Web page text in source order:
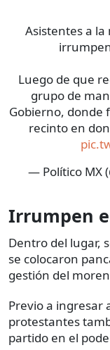
Asistentes a
Luego de que
grupo de
Gobierno, donde
recinto en
— Político MX
Irrumpen
Dentro del lugar,
se colocaron
gestión del
Previo a ingresar
protestantes
partido en el